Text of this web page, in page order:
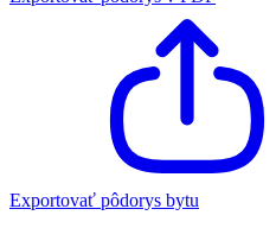
Exportovať pôdorys bytu